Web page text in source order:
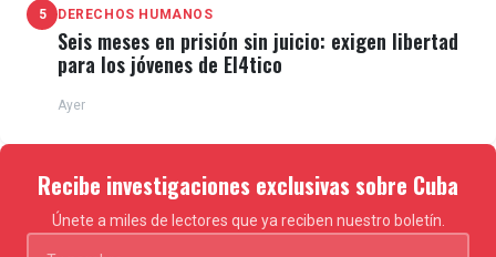
5 DERECHOS HUMANOS
Seis meses en prisión sin juicio: exigen libertad
para los jóvenes de El4tico
Ayer
Recibe investigaciones exclusivas sobre Cuba
Únete a miles de lectores que ya reciben nuestro boletín.